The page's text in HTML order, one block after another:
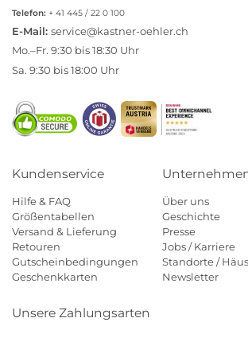
Telefon: + 41 445 / 22 0 100
E-Mail: service@kastner-oehler.ch
Mo.–Fr. 9:30 bis 18:30 Uhr
Sa. 9:30 bis 18:00 Uhr
Kundenservice
Hilfe & FAQ
Größentabellen
Versand & Lieferung
Retouren
Gutscheinbedingungen
Geschenkkarten
Über uns
Geschichte
Presse
Jobs / Karriere
Standorte /
Newsletter
Unsere Zahlungsarten